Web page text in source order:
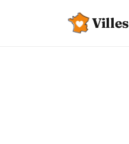
Villes